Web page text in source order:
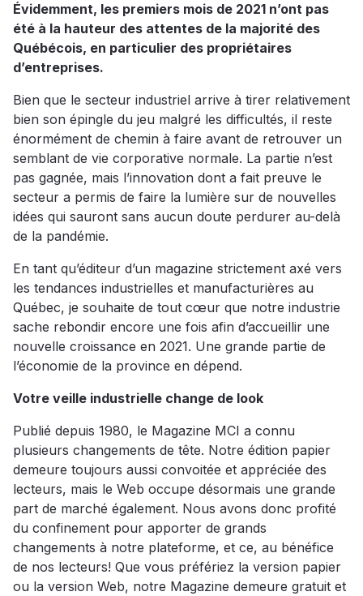
Évidemment, les premiers mois de 2021 n’ont pas
été à la hauteur des attentes de la majorité des
Québécois, en particulier des propriétaires
d’entreprises.
Bien que le secteur industriel arrive à tirer relativement
bien son épingle du jeu malgré les difficultés, il reste
énormément de chemin à faire avant de retrouver un
semblant de vie corporative normale. La partie n’est
pas gagnée, mais l’innovation dont a fait preuve le
secteur a permis de faire la lumière sur de nouvelles
idées qui sauront sans aucun doute perdurer au-delà
de la pandémie.
En tant qu’éditeur d’un magazine strictement axé vers
les tendances industrielles et manufacturières au
Québec, je souhaite de tout cœur que notre industrie
sache rebondir encore une fois afin d’accueillir une
nouvelle croissance en 2021. Une grande partie de
l’économie de la province en dépend.
Votre veille industrielle change de look
Publié depuis 1980, le Magazine MCI a connu
plusieurs changements de tête. Notre édition papier
demeure toujours aussi convoitée et appréciée des
lecteurs, mais le Web occupe désormais une grande
part de marché également. Nous avons donc profité
du confinement pour apporter de grands
changements à notre plateforme, et ce, au bénéfice
de nos lecteurs! Que vous préfériez la version papier
ou la version Web, notre Magazine demeure gratuit et